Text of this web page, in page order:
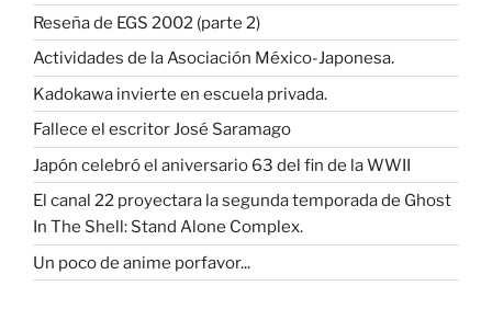
Reseña de EGS 2002 (parte 2)
Actividades de la Asociación México-Japonesa.
Kadokawa invierte en escuela privada.
Fallece el escritor José Saramago
Japón celebró el aniversario 63 del fin de la WWII
El canal 22 proyectara la segunda temporada de Ghost
In The Shell: Stand Alone Complex.
Un poco de anime porfavor...